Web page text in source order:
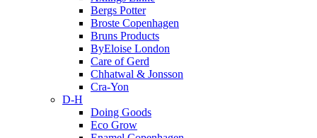
Bergs Potter
Broste Copenhagen
Bruns Products
ByEloise London
Care of Gerd
Chhatwal & Jonsson
Cra-Yon
D-H
Doing Goods
Eco Grow